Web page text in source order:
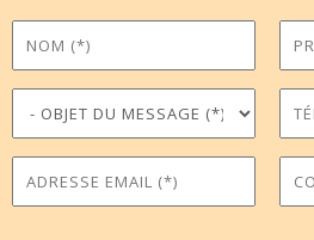
Nom*
Prénom
Objet du message *
Téléphone
Adresse Email *
Commune